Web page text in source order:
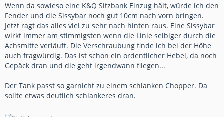
Wenn da sowieso eine K&Q Sitzbank Einzug hält, würde ich den
Fender und die Sissybar noch gut 10cm nach vorn bringen.
Jetzt ragt das alles viel zu sehr nach hinten raus. Eine Sissybar
wirkt immer am stimmigsten wenn die Linie selbiger durch die
Achsmitte verläuft. Die Verschraubung finde ich bei der Höhe
auch fragwürdig. Das ist schon ein ordentlicher Hebel, da noch
Gepäck dran und die geht irgendwann fliegen...
Der Tank passt so garnicht zu einem schlanken Chopper. Da
sollte etwas deutlich schlankeres dran.